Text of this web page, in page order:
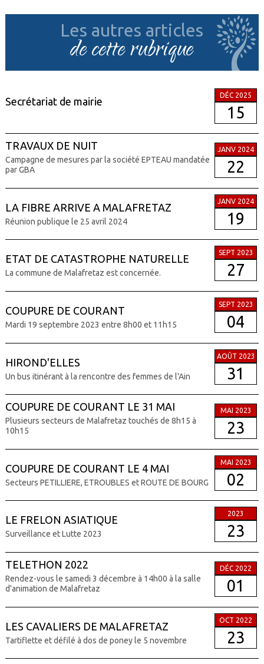
Les autres articles
de cette rubrique
Secrétariat de mairie
DÉC 2025
15
TRAVAUX DE NUIT
Campagne de mesures par la société EPTEAU mandatée
par GBA
JANV 2024
22
LA FIBRE ARRIVE A MALAFRETAZ
Réunion publique le 25 avril 2024
JANV 2024
19
ETAT DE CATASTROPHE NATURELLE
La commune de Malafretaz est concernée.
SEPT 2023
27
COUPURE DE COURANT
Mardi 19 septembre 2023 entre 8h00 et 11h15
SEPT 2023
04
HIROND'ELLES
Un bus itinérant à la rencontre des femmes de l'Ain
AOÛT 2023
31
COUPURE DE COURANT LE 31 MAI
Plusieurs secteurs de Malafretaz touchés de 8h15 à
10h15
MAI 2023
23
COUPURE DE COURANT LE 4 MAI
Secteurs PETILLIERE, ETROUBLES et ROUTE DE BOURG
MAI 2023
02
LE FRELON ASIATIQUE
Surveillance et Lutte 2023
2023
23
TELETHON 2022
Rendez-vous le samedi 3 décembre à 14h00 à la salle
d'animation de Malafretaz
DÉC 2022
01
LES CAVALIERS DE MALAFRETAZ
Tartiflette et défilé à dos de poney le 5 novembre
OCT 2022
23